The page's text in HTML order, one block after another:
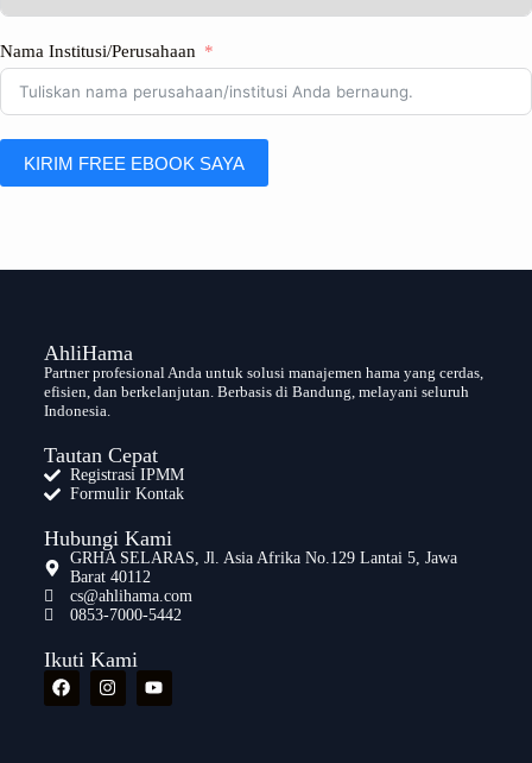
Nama Institusi/Perusahaan
KIRIM FREE EBOOK SAYA
AhliHama
Partner profesional Anda untuk solusi manajemen hama yang cerdas,
efisien, dan berkelanjutan. Berbasis di Bandung, melayani seluruh
Indonesia.
Tautan Cepat
Registrasi IPMM
Formulir Kontak
Hubungi Kami
GRHA SELARAS, Jl. Asia Afrika No.129 Lantai 5, Jawa
Barat 40112
cs@ahlihama.com
0853-7000-5442
Ikuti Kami